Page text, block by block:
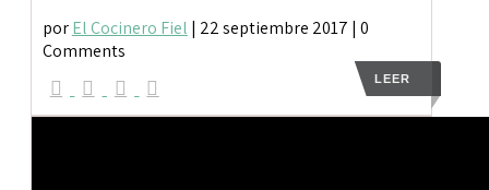
porEl Cocinero Fiel | 22 septiembre 2017 | 0
Comments
LEER